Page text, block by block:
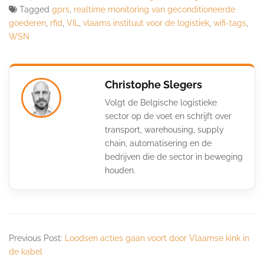
Tagged gprs realtime monitoring van geconditioneerde
goederen rfid VIL vlaams instituut voor de logistiek wifi-tags
WSN
Christophe Slegers
Volgt de Belgische logistieke
sector op de voet en schrijft over
transport, warehousing, supply
chain, automatisering en de
bedrijven die de sector in beweging
houden.
Previous Post:
Loodsen acties gaan voort door Vlaamse kink in
de kabel